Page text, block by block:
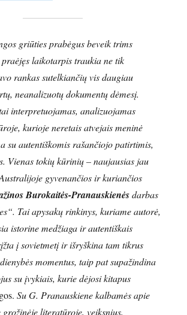
griūties prabėgus beveik trims
praėjęs laikotarpis traukia ne tik
rankas sutelkiančių vis daugiau
neanalizuotų dokumentų dėmesį.
interpretuojamas, analizuojamas
kurioje neretais atvejais meninė
su autentiškomis rašančiojo patirtimis,
Vienas tokių kūrinių – naujausias jau
gyvenančios ir kuriančios
Burokaitės-Pranauskienėsdarbas
Tai apysakų rinkinys, kuriame autorė,
istorine medžiaga ir autentiškais
į sovietmetį ir išryškina tam tikrus
momentus, taip pat supažindina
su įvykiais, kurie dėjosi kitapus
Su G. Pranauskiene kalbamės apie
literatūroje, veiksnius,